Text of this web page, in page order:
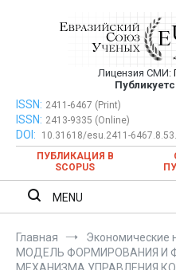
публикация
ежемесячном
Лицензия СМИ:
Евразийский Союз Ученых
ежемесячном
ISSN: 2411-6467 (Print)
ISSN: 2413-9335 (Online)
DOI:
10.31618/esu.2411-
ПУБЛИКАЦИЯ В
SCOPUS
MENU
Главная
Экономические
МОДЕЛЬ ФОРМИРОВАНИЯ И